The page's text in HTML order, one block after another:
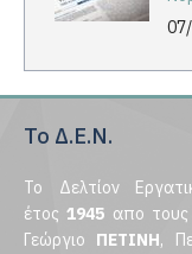
Το Δ.Ε.Ν.
Το Δελτίον
έτος1945 απο τους
Γεώργιο ΠΕΤΙΝΗ,